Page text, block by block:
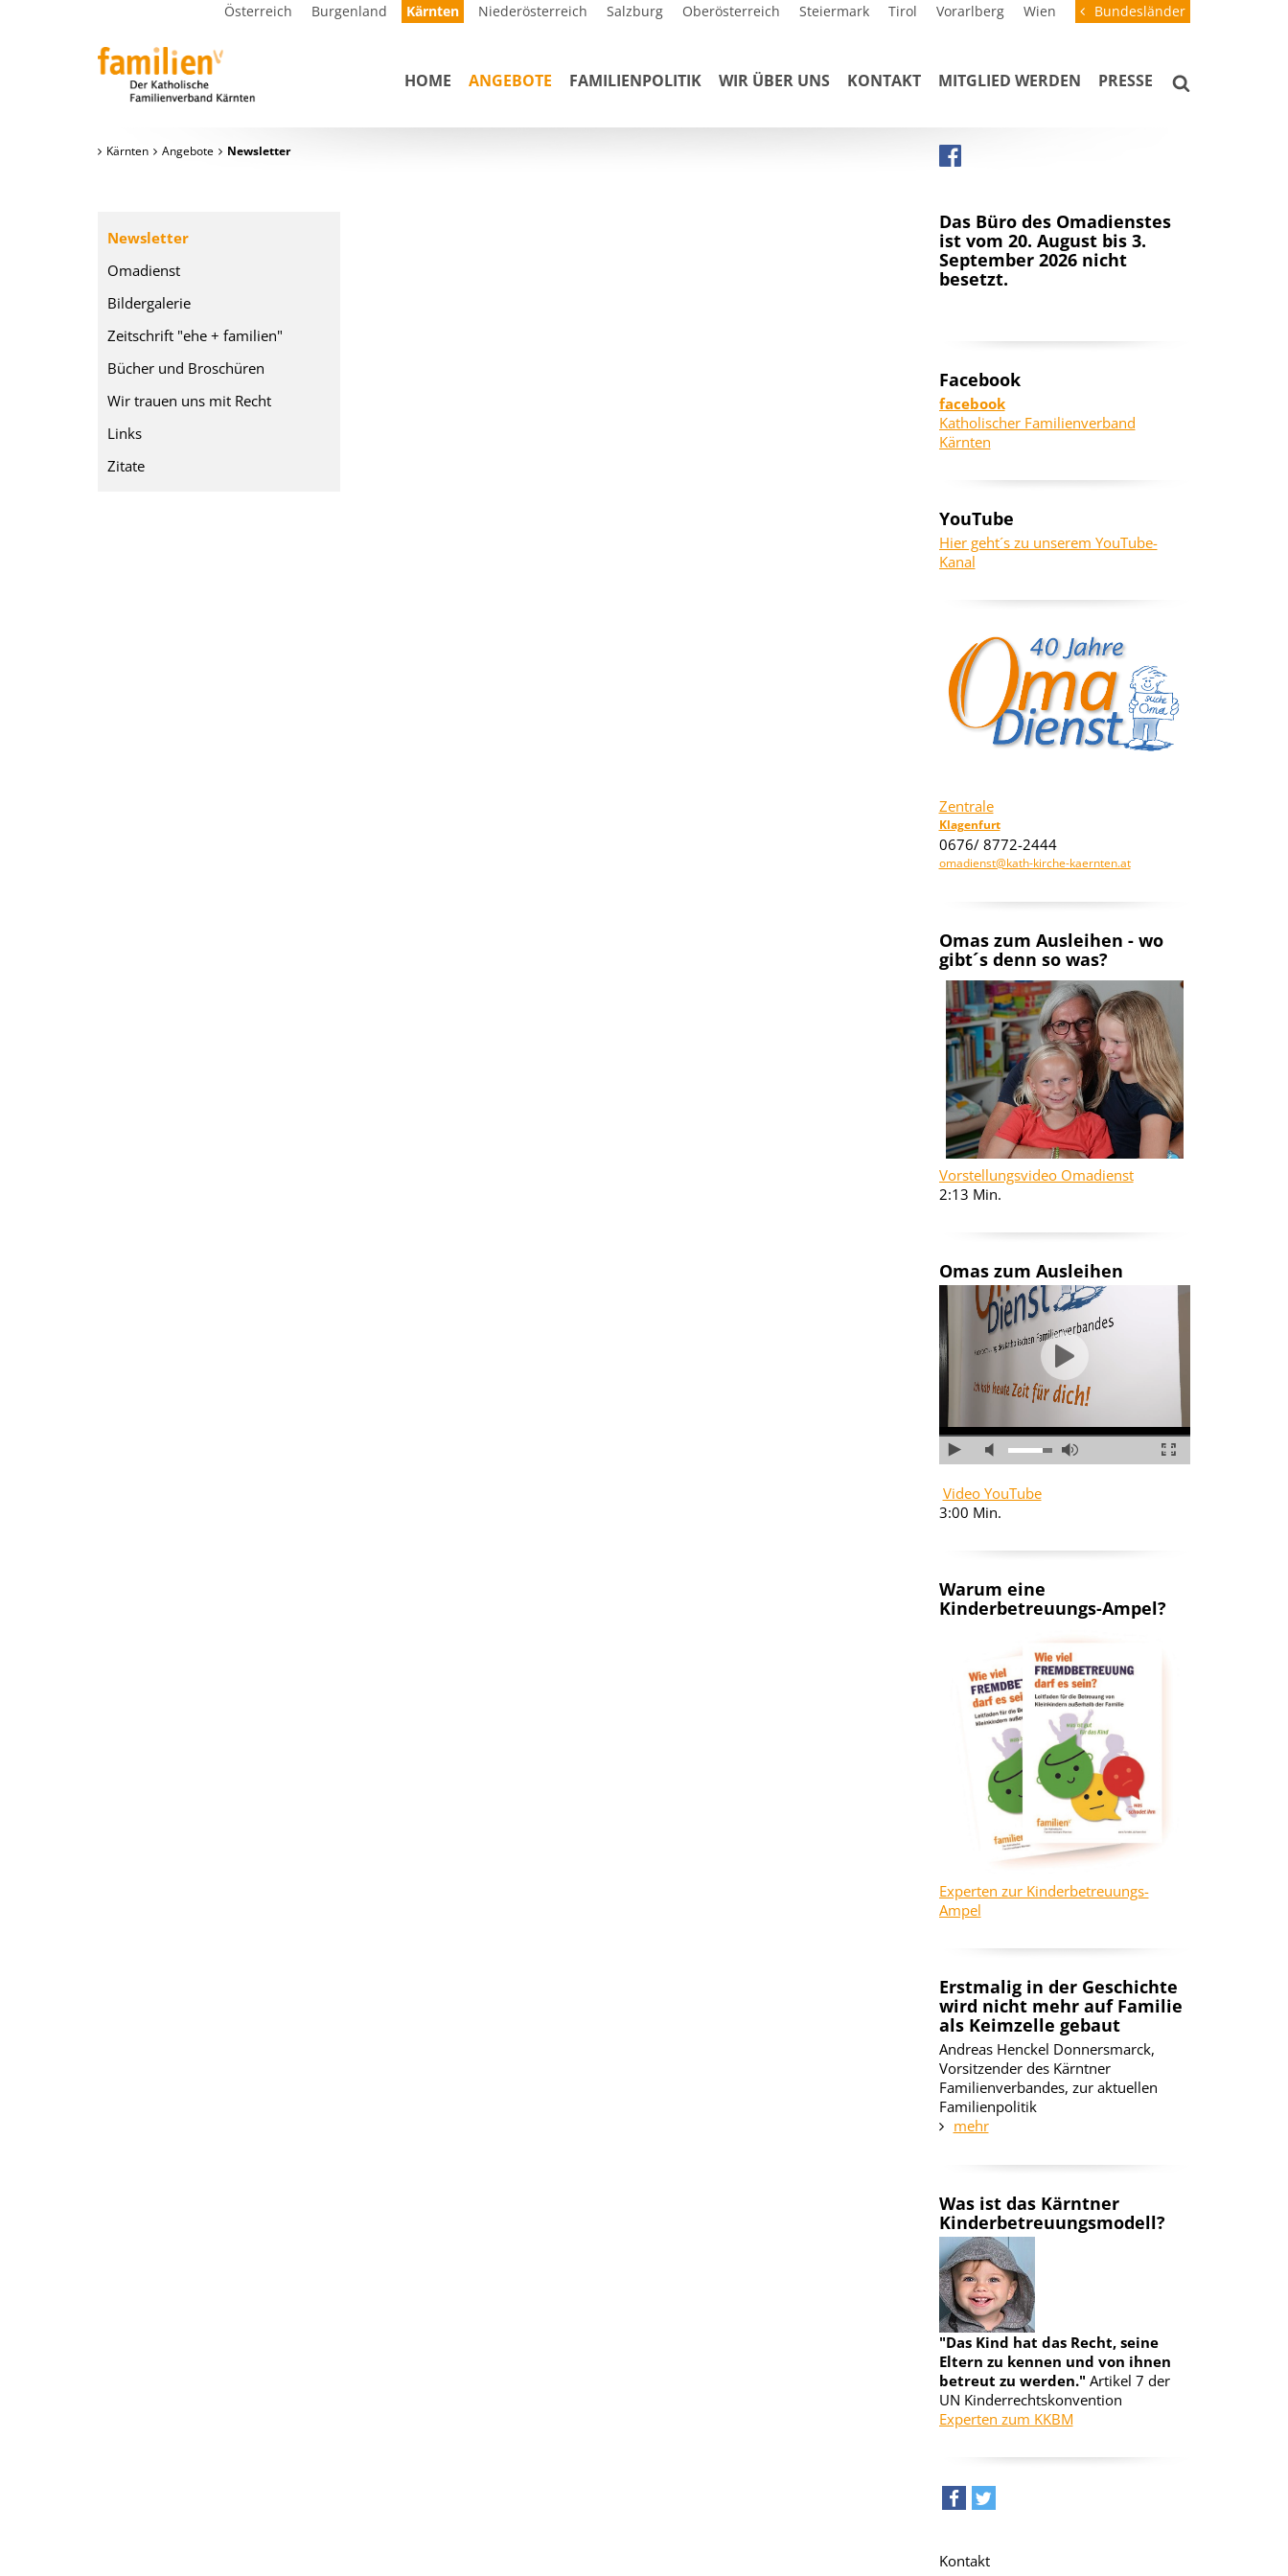
Österreich Burgenland Kärnten Niederösterreich Salzburg Oberösterreich Steiermark Tirol Vorarlberg Wien Bundesländer
HOME ANGEBOTE FAMILIENPOLITIK WIR ÜBER UNS KONTAKT MITGLIED WERDEN PRESSE
Kärnten Angebote Newsletter
Newsletter
Omadienst
Bildergalerie
Zeitschrift "ehe + familien"
Bücher und Broschüren
Wir trauen uns mit Recht
Links
Zitate
Das Büro des Omadienstes
ist vom 20. August bis 3.
September 2026 nicht
besetzt.
Facebook
facebook
Katholischer Familienverband
Kärnten
YouTube
Hier geht´s zu unserem YouTube-
Kanal
Zentrale
Klagenfurt
0676/ 8772-2444
omadienst@kath-kirche-kaernten.at
Omas zum Ausleihen - wo
gibt´s denn so was?
Vorstellungsvideo Omadienst
2:13 Min.
Omas zum Ausleihen
Video YouTube
3:00 Min.
Warum eine
Kinderbetreuungs-Ampel?
Experten zur Kinderbetreuungs-
Ampel
Erstmalig in der Geschichte
wird nicht mehr auf Familie
als Keimzelle gebaut
Andreas Henckel Donnersmarck,
Vorsitzender des Kärntner
Familienverbandes, zur aktuellen
Familienpolitik
mehr
Was ist das Kärntner
Kinderbetreuungsmodell?
"Das Kind hat das Recht, seine
Eltern zu kennen und von ihnen
betreut zu werden." Artikel 7 der
UN Kinderrechtskonvention
Experten zum KKBM
Kontakt